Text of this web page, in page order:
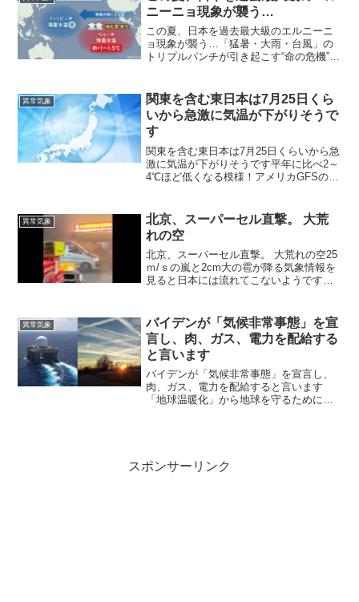
ろは停電は回避されている...
ニーニョ現象が襲う…
この夏、日本を過去最大級のエルニーニ
ョ現象が襲う…「猛暑・大雨・台風」の
トリプルパンチが引き起こす“命の危機”へ
チとなりそうだ。今年はエルニーニョ現
象が発生しており、過...
異常気象
関東を含む東日本は7月25日くら
いから急激に気温が下がりそうで
す
関東を含む東日本は7月25日くらいから急
激に気温が下がりそうです平年に比べ2～
4℃ほど低くなる模様！アメリカGFSの予
は、この期間はあまりないような感じで
す （8月からど...
異常気象
北京、スーパーセル直撃。 大荒
れの空
北京、スーパーセル直撃。 大荒れの空25
ｍ/ｓの嵐と2cm大の雹が降る気象情報を
見ると日本には流れてこないようです
市で13日夜、強い対流性気象が発生し、
強風を伴う激し...
異常気象
バイデンが「気候非常事態」を宣
言し、肉、ガス、電力を配給する
と言います
バイデンが「気候非常事態」を宣言し、
肉、ガス、電力を配給すると言います
「地球温暖化」から地球を守るために
スポンサーリンク